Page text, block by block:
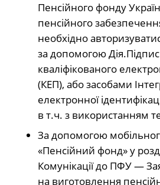
Пенсійного фонду
пенсійного
необхідно
за допомогою
кваліфікованого
(КЕП), або засобами
електронної
в т.ч. з використанням
За допомогою
«Пенсійний фонд» у
Комунікації до ПФУ —
на виготовлення